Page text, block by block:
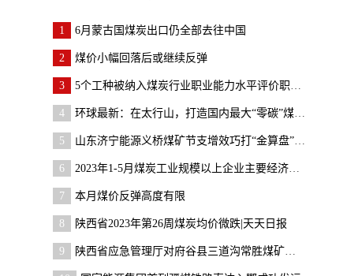
1 6月蒙古国煤炭出口仍全部去往中国
2 煤价小幅回落后或继续反弹
3 5个工种被纳入煤炭行业职业能力水平评价职业范围
4 环球最新：在太行山，打造国内最大“零碳”煤层气示
5 山东济宁能源义桥煤矿节支增效巧打“金算盘”-全球
6 2023年1-5月煤炭工业规模以上企业主要经济指标发布
7 本月煤价反弹高度有限
8 陕西省2023年第26周煤炭均价微跌|天天日报
9 陕西省应急管理厅对府谷县三道沟常胜煤矿等矿井安全